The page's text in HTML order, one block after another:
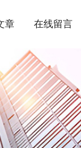
章 在线留言